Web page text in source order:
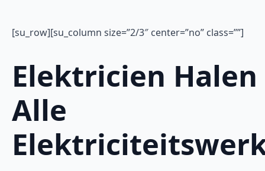
[su_row][su_column size=”2/3″ center=”no” class=””]
Elektricien
Alle